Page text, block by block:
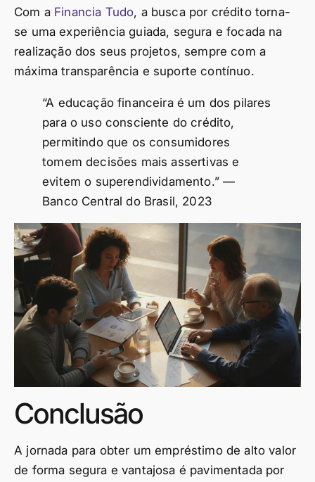
Com a Financia Tudo, a busca por crédito torna-
se uma experiência guiada, segura e focada na
realização dos seus projetos, sempre com a
máxima transparência e suporte contínuo.
“A educação financeira é um dos pilares
para o uso consciente do crédito,
permitindo que os consumidores
tomem decisões mais assertivas e
evitem o superendividamento.” —
Banco Central do Brasil, 2023
Conclusão
A jornada para obter um empréstimo de alto valor
de forma segura e vantajosa é pavimentada por